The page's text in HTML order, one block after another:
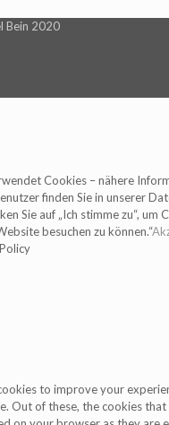
Bein 2020
Cookies – nähere
finden Sie in unserer
Sie auf „Ich stimme zu“, um
besuchen zu können.“
to improve your
Out of these, the cookies that